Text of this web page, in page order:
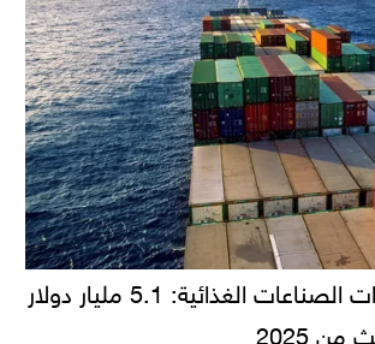
قفزة في صادرات الصناعات الغذائية: 5.1 مليار دولار
من 2025